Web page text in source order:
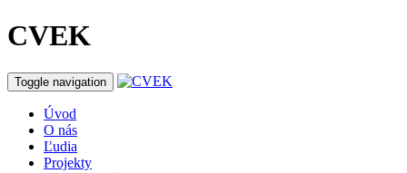
CVEK
Toggle navigation
Úvod
O nás
Ľudia
Projekty